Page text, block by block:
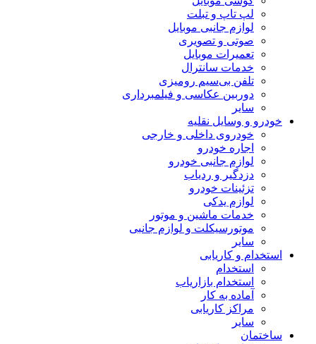
لپ تاپ و تبلت
لوازم جانبی موبایل
صوتی و تصویری
تعمیرات موبایل
خدمات سانترال
تلفن بی‌سیم رومیزی
دوربین عکاسی و فیلمبرداری
سایر
خودرو و وسایل نقلیه
خودروی داخلی و خارجی
اجاره خودرو
لوازم جانبی خودرو
دزدگیر و ردیاب
تزئینات خودرو
لوازم یدکی
خدمات ماشین و موتور
موتورسیکلت و لوازم جانبی
سایر
استخدام و کاریابی
استخدام
استخدام بازاریاب
آماده به کار
مراکز کاریابی
سایر
ساختمان